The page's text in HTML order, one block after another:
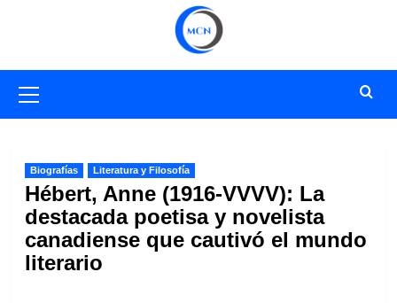
primario
Biografías Literatura y Filosofía
Hébert, Anne (1916-VVVV): La
destacada poetisa y novelista
canadiense que cautivó el mundo
literario